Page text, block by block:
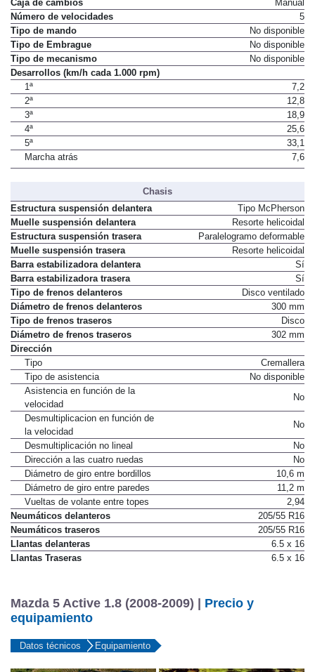
Caja de cambios
Manual
Número de velocidades
5
Tipo de mando
No disponible
Tipo de Embrague
No disponible
Tipo de mecanismo
No disponible
Desarrollos (km/h cada 1.000 rpm)
1ª
7,2
2ª
12,8
3ª
18,9
4ª
25,6
5ª
33,1
Marcha atrás
7,6
Chasis
Estructura suspensión delantera
Tipo McPherson
Muelle suspensión delantera
Resorte helicoidal
Estructura suspensión trasera
Paralelogramo deformable
Muelle suspensión trasera
Resorte helicoidal
Barra estabilizadora delantera
Sí
Barra estabilizadora trasera
Sí
Tipo de frenos delanteros
Disco ventilado
Diámetro de frenos delanteros
300 mm
Tipo de frenos traseros
Disco
Diámetro de frenos traseros
302 mm
Dirección
Tipo
Cremallera
Tipo de asistencia
No disponible
Asistencia en función de la
velocidad
No
Desmultiplicacion en función de
la velocidad
No
Desmultiplicación no lineal
No
Dirección a las cuatro ruedas
No
Diámetro de giro entre bordillos
10,6 m
Diámetro de giro entre paredes
11,2 m
Vueltas de volante entre topes
2,94
Neumáticos delanteros
205/55 R16
Neumáticos traseros
205/55 R16
Llantas delanteras
6.5 x 16
Llantas Traseras
6.5 x 16
Mazda 5 Active 1.8 (2008-2009) | Precio y
equipamiento
Datos técnicos Equipamiento